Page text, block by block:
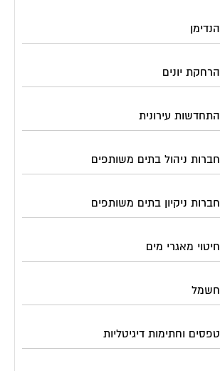
הנדימן
הרחקת יונים
התחדשות עירונית
חברות ניהול בתים משותפים
חברות ניקיון בתים משותפים
חיטוי מאגרי מים
חשמל
טפסים וחתימות דיגיטליות